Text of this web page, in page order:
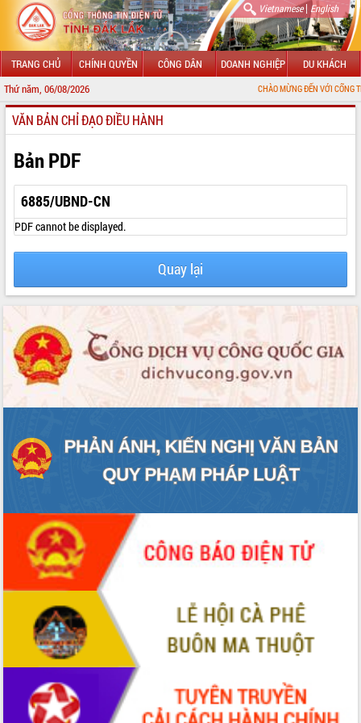
Vietnamese| English
TRANG CHỦ CHÍNH QUYỀN CÔNG DÂN DOANH NGHIỆP DU KHÁCH
Thứ năm, 06/08/2026 CHÀO MỪNG ĐẾN VỚI CỔNG THÔNG
GIỚI THIỆU
LÃNH ĐẠO UBND TỈNH
TIN TỨC SỰ KIỆN
SỞ, BAN, NGÀNH
UBND CÁC XÃ, PHƯỜNG
THÔNG TIN CHỈ ĐẠO ĐIỀU HÀNH
VĂN BẢN HĐND TỈNH
ĐIỂM TIN VĂN BẢN
VĂN BẢN CHỈ ĐẠO ĐIỀU HÀNH
Bản PDF
6885/UBND-CN
PDF cannot be displayed.
Quay lại